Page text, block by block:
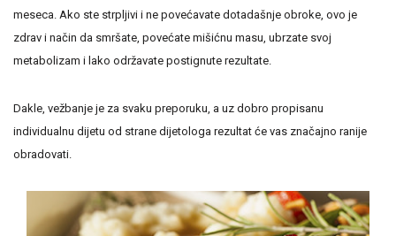
meseca. Ako ste strpljivi i ne povećavate dotadašnje obroke, ovo je
zdrav i način da smršate, povećate mišićnu masu, ubrzate svoj
metabolizam i lako održavate postignute rezultate.
Dakle, vežbanje je za svaku preporuku, a uz dobro propisanu
individualnu dijetu od strane dijetologa rezultat će vas značajno ranije
obradovati.